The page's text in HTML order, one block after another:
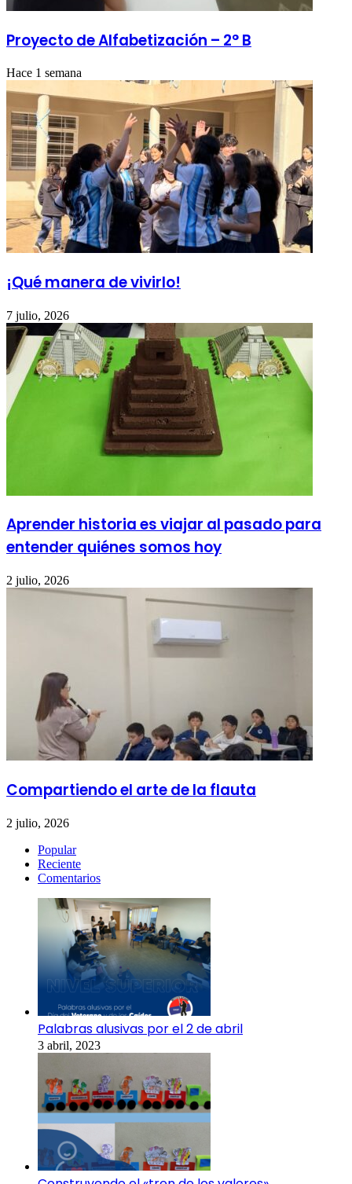
Proyecto de Alfabetización – 2° B
Hace 1 semana
¡Qué manera de vivirlo!
7 julio, 2026
Aprender historia es viajar al pasado para
entender quiénes somos hoy
2 julio, 2026
Compartiendo el arte de la flauta
2 julio, 2026
Popular
Reciente
Comentarios
Palabras alusivas por el 2 de abril
3 abril, 2023